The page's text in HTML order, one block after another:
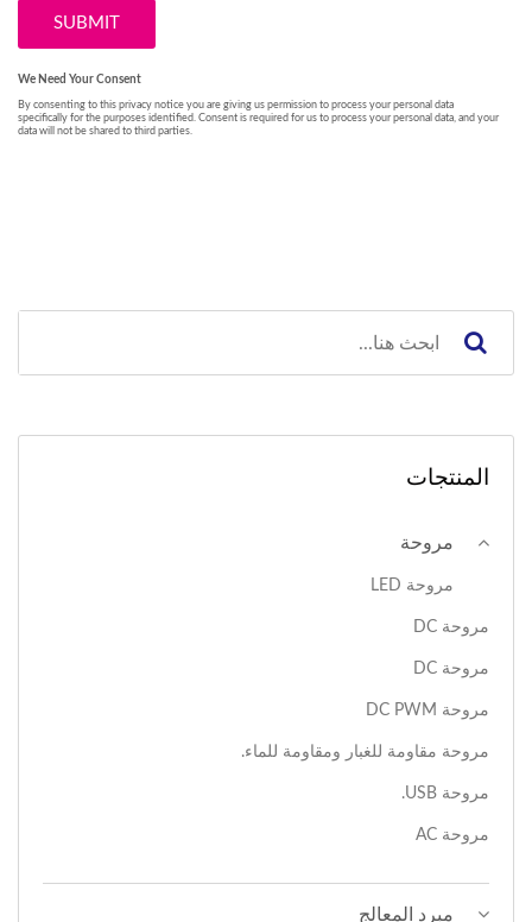
المنتجات
مروحة
مروحة LED
مروحة DC
مروحة DC
مروحة DC PWM
مروحة مقاومة للغبار ومقاومة للماء.
مروحة USB.
مروحة AC
مبرد المعالج